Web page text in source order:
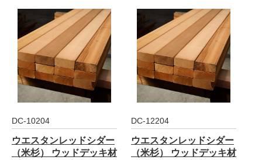
DC-10204
ウエスタンレッドシダー
（米杉） ウッドデッキ材
DC-12204
ウエスタンレッドシダー
（米杉） ウッドデッキ材